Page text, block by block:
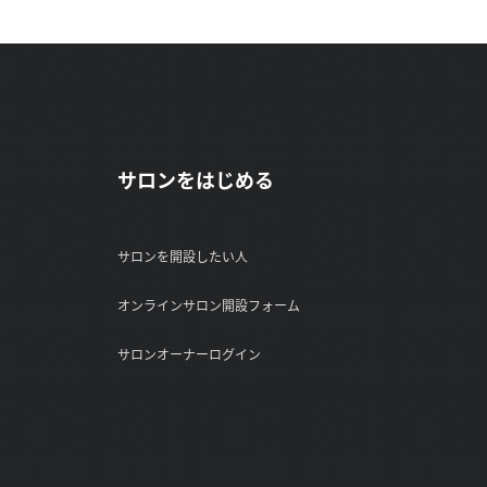
サロンをはじめる
サロンを開設したい人
オンラインサロン開設フォーム
サロンオーナーログイン